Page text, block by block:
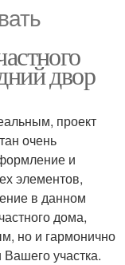
двор
проект
очень
и
элементов,
в данном
дома,
но и гармонично
участка.